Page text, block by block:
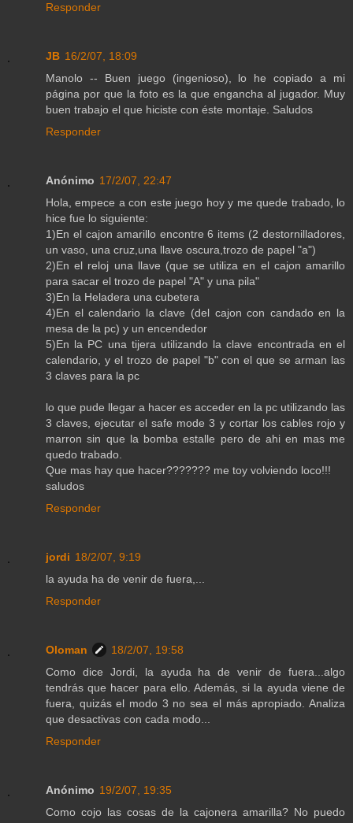
Responder
JB 16/2/07, 18:09
Manolo -- Buen juego (ingenioso), lo he copiado a mi
página por que la foto es la que engancha al jugador. Muy
buen trabajo el que hiciste con éste montaje. Saludos
Responder
Anónimo 17/2/07, 22:47
Hola, empece a con este juego hoy y me quede trabado, lo
hice fue lo siguiente:
1)En el cajon amarillo encontre 6 items (2 destornilladores,
un vaso, una cruz,una llave oscura,trozo de papel "a")
2)En el reloj una llave (que se utiliza en el cajon amarillo
para sacar el trozo de papel "A" y una pila"
3)En la Heladera una cubetera
4)En el calendario la clave (del cajon con candado en la
mesa de la pc) y un encendedor
5)En la PC una tijera utilizando la clave encontrada en el
calendario, y el trozo de papel "b" con el que se arman las
3 claves para la pc
lo que pude llegar a hacer es acceder en la pc utilizando las
3 claves, ejecutar el safe mode 3 y cortar los cables rojo y
marron sin que la bomba estalle pero de ahi en mas me
quedo trabado.
Que mas hay que hacer??????? me toy volviendo loco!!!
saludos
Responder
jordi 18/2/07, 9:19
la ayuda ha de venir de fuera,...
Responder
Oloman
18/2/07, 19:58
Como dice Jordi, la ayuda ha de venir de fuera...algo
tendrás que hacer para ello. Además, si la ayuda viene de
fuera, quizás el modo 3 no sea el más apropiado. Analiza
que desactivas con cada modo...
Responder
Anónimo 19/2/07, 19:35
Como cojo las cosas de la cajonera amarilla? No puedo